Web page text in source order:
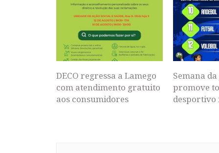
DECO regressa a Lamego
com atendimento gratuito
aos consumidores
Semana
promove